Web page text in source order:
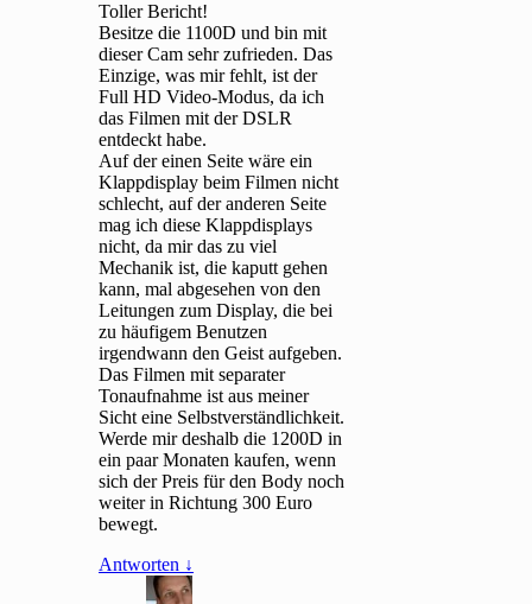
Toller Bericht!
Besitze die 1100D und bin mit
dieser Cam sehr zufrieden. Das
Einzige, was mir fehlt, ist der
Full HD Video-Modus, da ich
das Filmen mit der DSLR
entdeckt habe.
Auf der einen Seite wäre ein
Klappdisplay beim Filmen nicht
schlecht, auf der anderen Seite
mag ich diese Klappdisplays
nicht, da mir das zu viel
Mechanik ist, die kaputt gehen
kann, mal abgesehen von den
Leitungen zum Display, die bei
zu häufigem Benutzen
irgendwann den Geist aufgeben.
Das Filmen mit separater
Tonaufnahme ist aus meiner
Sicht eine Selbstverständlichkeit.
Werde mir deshalb die 1200D in
ein paar Monaten kaufen, wenn
sich der Preis für den Body noch
weiter in Richtung 300 Euro
bewegt.
Antworten ↓